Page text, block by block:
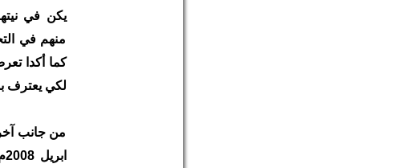
يكن في
منهم في
كما أكدا
لكي يعترف